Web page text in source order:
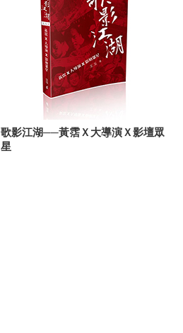
歌影江湖──黃霑Ｘ大導演Ｘ影壇眾
星